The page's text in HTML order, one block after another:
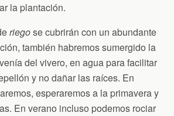
la plantación.
riegose cubrirán con un abundante
también habremos sumergido la
del vivero, en agua para facilitar
y no dañar las raíces. En
esperaremos a la primavera y
En verano incluso podemos rociar